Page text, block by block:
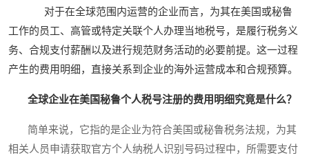
对于在全球范围内运营的企业而言，为其在美国或秘鲁
工作的员工、高管或特定关联个人办理当地税号，是履行税务义
务、合规支付薪酬以及进行规范财务活动的必要前提。这一过程
产生的费用明细，直接关系到企业的海外运营成本和合规预算。
全球企业在美国秘鲁个人税号注册的费用明细究竟是什么？
简单来说，它指的是企业为符合美国或秘鲁税务法规，为其
相关人员申请获取官方个人纳税人识别号码过程中，所需要支付